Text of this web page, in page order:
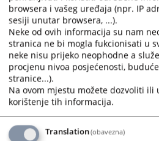
browsera i vašeg uređaja (npr. IP
sesiji unutar browsera, ...).
Neke od ovih informacija su nam
stranica ne bi mogla fukcionisati u
neke nisu prijeko neophodne a
procjenu nivoa posjećenosti,
stranice...).
Na ovom mjestu možete dozvoliti ili
korištenje tih informacija.
Translation(obavezna)